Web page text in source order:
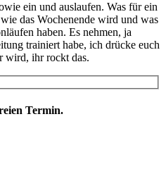
ein und auslaufen. Was für ein
das Wochenende wird und was
haben. Es nehmen, ja
trainiert habe, ich drücke euch
wird, ihr rockt das.
Termin.